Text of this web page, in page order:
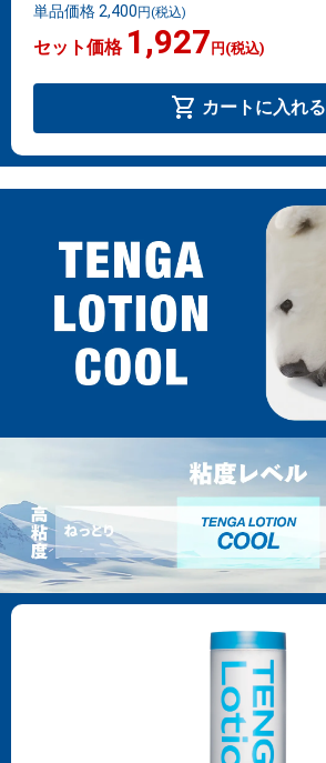
単品価格 2,400円(税込)
セット価格 1,927円(税込)
shopping_cart カートに入れる